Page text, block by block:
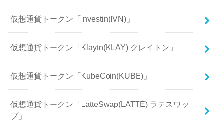
仮想通貨トークン「Investin(IVN)」
仮想通貨トークン「Klaytn(KLAY) クレイトン」
仮想通貨トークン「KubeCoin(KUBE)」
仮想通貨トークン「LatteSwap(LATTE) ラテスワッ
プ」